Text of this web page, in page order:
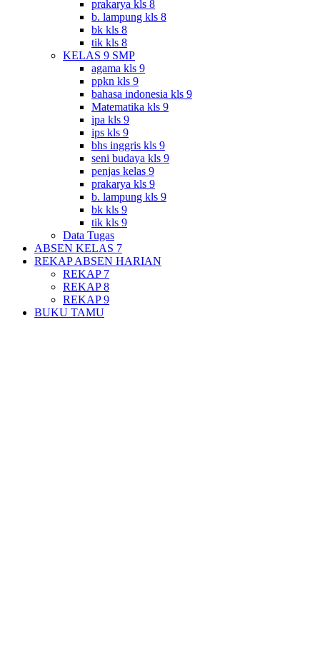
prakarya kls 8
b. lampung kls 8
bk kls 8
tik kls 8
KELAS 9 SMP
agama kls 9
ppkn kls 9
bahasa indonesia kls 9
Matematika kls 9
ipa kls 9
ips kls 9
bhs inggris kls 9
seni budaya kls 9
penjas kelas 9
prakarya kls 9
b. lampung kls 9
bk kls 9
tik kls 9
Data Tugas
ABSEN KELAS 7
REKAP ABSEN HARIAN
REKAP 7
REKAP 8
REKAP 9
BUKU TAMU